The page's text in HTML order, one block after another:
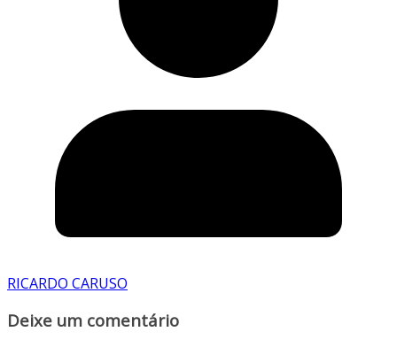
RICARDO CARUSO
Deixe um comentário